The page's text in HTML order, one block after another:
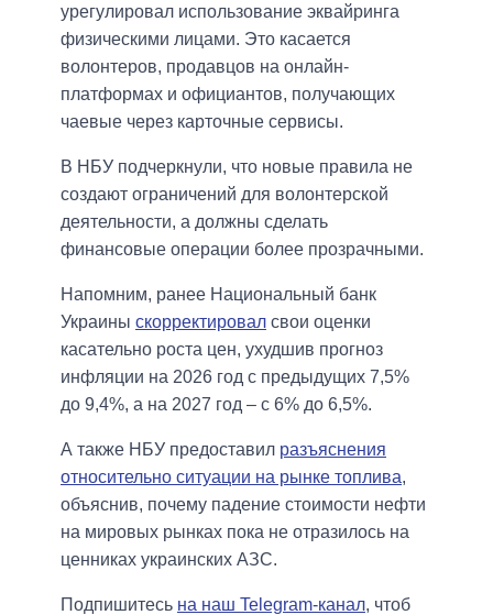
урегулировал использование эквайринга
физическими лицами. Это касается
волонтеров, продавцов на онлайн-
платформах и официантов, получающих
чаевые через карточные сервисы.
В НБУ подчеркнули, что новые правила не
создают ограничений для волонтерской
деятельности, а должны сделать
финансовые операции более прозрачными.
Напомним, ранее Национальный банк
Украины скорректировал свои оценки
касательно роста цен, ухудшив прогноз
инфляции на 2026 год с предыдущих 7,5%
до 9,4%, а на 2027 год – с 6% до 6,5%.
А также НБУ предоставил разъяснения
относительно ситуации на рынке топлива,
объяснив, почему падение стоимости нефти
на мировых рынках пока не отразилось на
ценниках украинских АЗС.
Подпишитесь на наш Telegram-канал, чтоб